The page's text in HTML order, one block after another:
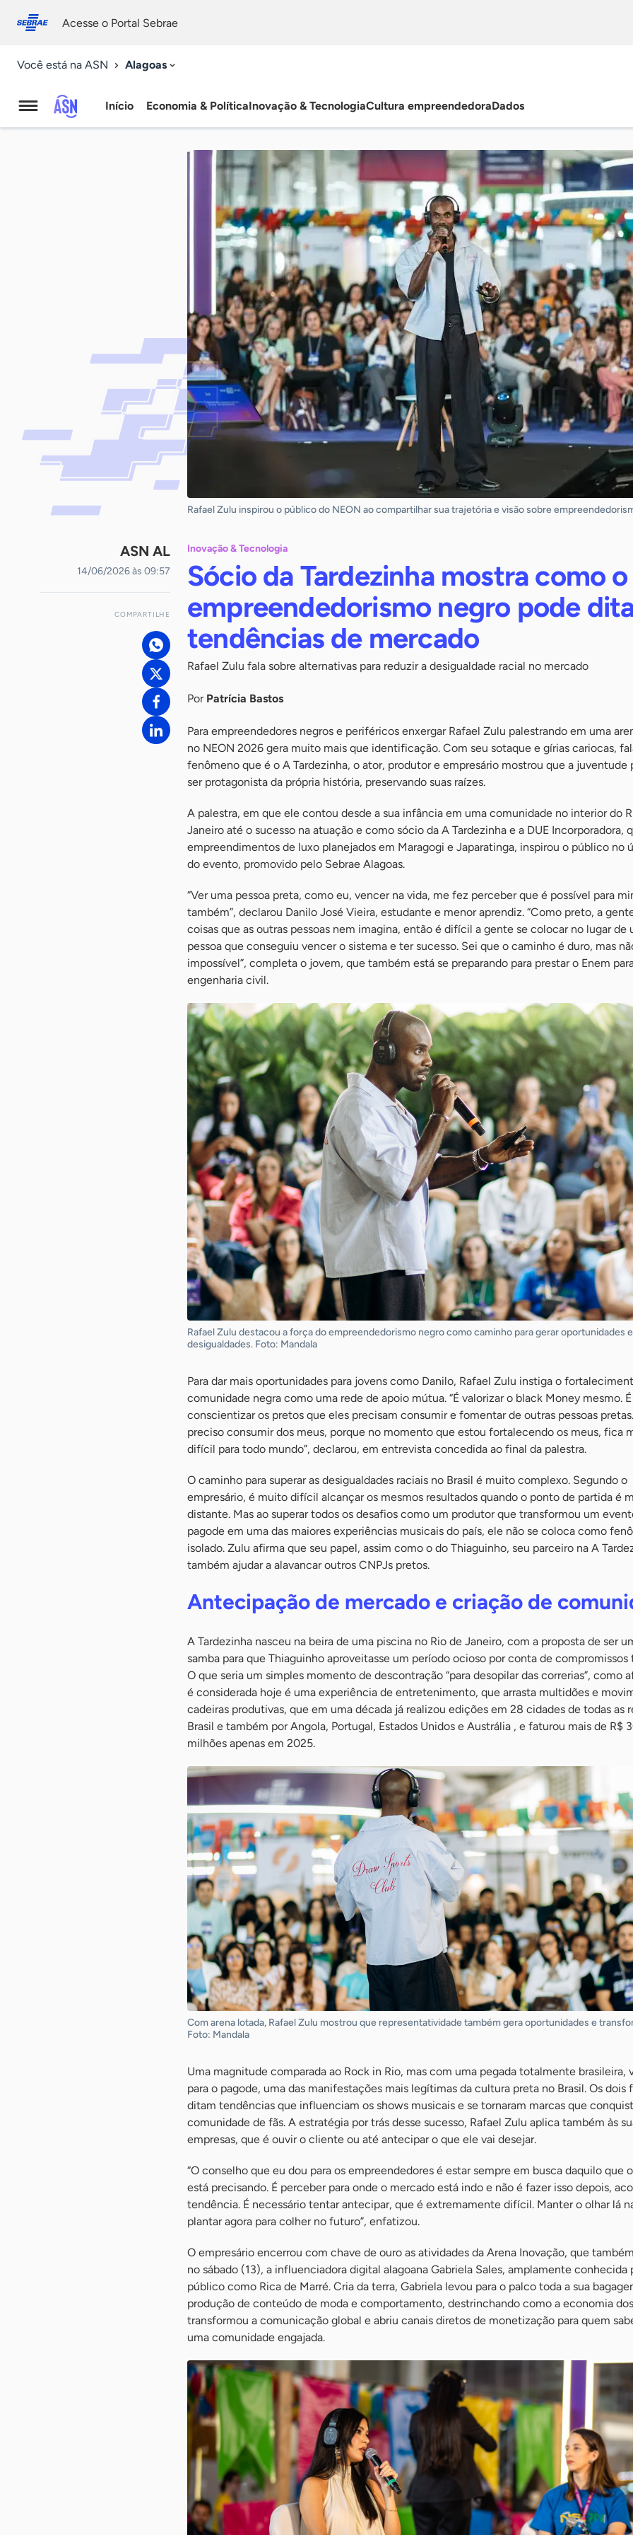
conosco
Acesse o Portal Sebrae
Você está na ASN Alagoas
Agência
Início Economia & PolíticaInovação & TecnologiaCultura empreendedoraDados
Rafael Zulu inspirou o público do NEON ao compartilhar sua trajetória e visão sobre
ASN AL
14/06/2026 às 09:57
COMPARTILHE
Inovação & Tecnologia
Sócio da Tardezinha mostra como o
empreendedorismo negro pode
tendências de mercado
Rafael Zulu fala sobre alternativas para reduzir a desigualdade racial no mercado
Por Patrícia Bastos
Para empreendedores negros e periféricos enxergar Rafael Zulu palestrando em uma
no NEON 2026 gera muito mais que identificação. Com seu sotaque e gírias cariocas,
fenômeno que é o A Tardezinha, o ator, produtor e empresário mostrou que a juventude
ser protagonista da própria história, preservando suas raízes.
A palestra, em que ele contou desde a sua infância em uma comunidade no interior do
Janeiro até o sucesso na atuação e como sócio da A Tardezinha e a DUE Incorporadora,
empreendimentos de luxo planejados em Maragogi e Japaratinga, inspirou o público no
do evento, promovido pelo Sebrae Alagoas.
“Ver uma pessoa preta, como eu, vencer na vida, me fez perceber que é possível para
também”, declarou Danilo José Vieira, estudante e menor aprendiz. “Como preto, a
coisas que as outras pessoas nem imagina, então é difícil a gente se colocar no lugar de
pessoa que conseguiu vencer o sistema e ter sucesso. Sei que o caminho é duro, mas
impossível”, completa o jovem, que também está se preparando para prestar o Enem
engenharia civil.
Rafael Zulu destacou a força do empreendedorismo negro como caminho para gerar oportunidades
desigualdades. Foto: Mandala
Para dar mais oportunidades para jovens como Danilo, Rafael Zulu instiga o
comunidade negra como uma rede de apoio mútua. “É valorizar o black Money mesmo. É
conscientizar os pretos que eles precisam consumir e fomentar de outras pessoas
preciso consumir dos meus, porque no momento que estou fortalecendo os meus, fica
difícil para todo mundo”, declarou, em entrevista concedida ao final da palestra.
O caminho para superar as desigualdades raciais no Brasil é muito complexo. Segundo o
empresário, é muito difícil alcançar os mesmos resultados quando o ponto de partida é
distante. Mas ao superar todos os desafios como um produtor que transformou um
pagode em uma das maiores experiências musicais do país, ele não se coloca como
isolado. Zulu afirma que seu papel, assim como o do Thiaguinho, seu parceiro na A
também ajudar a alavancar outros CNPJs pretos.
Antecipação de mercado e criação de
A Tardezinha nasceu na beira de uma piscina no Rio de Janeiro, com a proposta de ser
samba para que Thiaguinho aproveitasse um período ocioso por conta de compromissos
O que seria um simples momento de descontração “para desopilar das correrias”, como
é considerada hoje é uma experiência de entretenimento, que arrasta multidões e
cadeiras produtivas, que em uma década já realizou edições em 28 cidades de todas as
Brasil e também por Angola, Portugal, Estados Unidos e Austrália , e faturou mais de R$
milhões apenas em 2025.
Com arena lotada, Rafael Zulu mostrou que representatividade também gera oportunidades e
Foto: Mandala
Uma magnitude comparada ao Rock in Rio, mas com uma pegada totalmente brasileira,
para o pagode, uma das manifestações mais legítimas da cultura preta no Brasil. Os dois
ditam tendências que influenciam os shows musicais e se tornaram marcas que
comunidade de fãs. A estratégia por trás desse sucesso, Rafael Zulu aplica também às
empresas, que é ouvir o cliente ou até antecipar o que ele vai desejar.
“O conselho que eu dou para os empreendedores é estar sempre em busca daquilo que
está precisando. É perceber para onde o mercado está indo e não é fazer isso depois,
tendência. É necessário tentar antecipar, que é extremamente difícil. Manter o olhar lá
plantar agora para colher no futuro”, enfatizou.
O empresário encerrou com chave de ouro as atividades da Arena Inovação, que
no sábado (13), a influenciadora digital alagoana Gabriela Sales, amplamente conhecida
público como Rica de Marré. Cria da terra, Gabriela levou para o palco toda a sua
produção de conteúdo de moda e comportamento, destrinchando como a economia
transformou a comunicação global e abriu canais diretos de monetização para quem
uma comunidade engajada.